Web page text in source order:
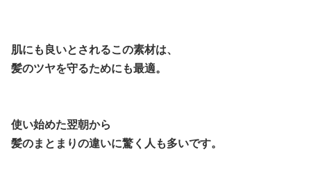
肌にも良いとされるこの素材は、
髪のツヤを守るためにも最適。
使い始めた翌朝から
髪のまとまりの違いに驚く人も多いです。